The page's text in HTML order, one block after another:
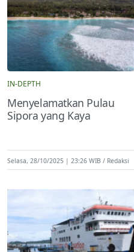
IN-DEPTH
Menyelamatkan Pulau
Sipora yang Kaya
Selasa, 28/10/2025 | 23:26 WIB Redaksi